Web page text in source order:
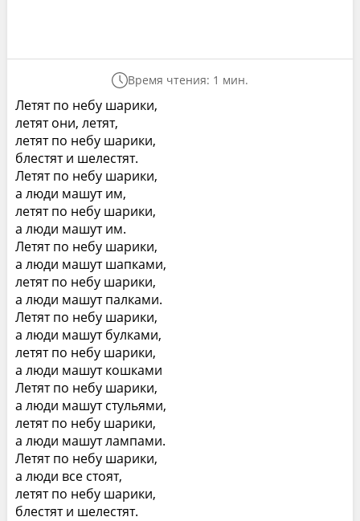
Время чтения: 1 мин.
Летят по небу шарики,
летят они, летят,
летят по небу шарики,
блестят и шелестят.
Летят по небу шарики,
а люди машут им,
летят по небу шарики,
а люди машут им.
Летят по небу шарики,
а люди машут шапками,
летят по небу шарики,
а люди машут палками.
Летят по небу шарики,
а люди машут булками,
летят по небу шарики,
а люди машут кошками
Летят по небу шарики,
а люди машут стульями,
летят по небу шарики,
а люди машут лампами.
Летят по небу шарики,
а люди все стоят,
летят по небу шарики,
блестят и шелестят.